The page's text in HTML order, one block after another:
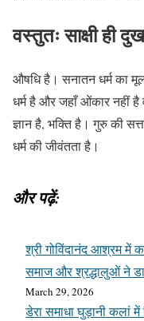
वस्तुतः साक्षी ही
औषधि है। सनातन धर्म का
धर्म है और जहाँ ओंकार नहीं है
ज्ञान है, भक्ति है। गुरु की
धर्म की जीवंतता है।
और पढ़ें:
श्री गोविंदानंद आश्रम में
समाज और श्रद्धालुओं ने
March 29, 2026
डेरा समाधा घुड़ानी कलां में